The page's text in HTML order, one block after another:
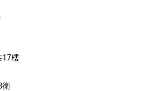
17樓
衛